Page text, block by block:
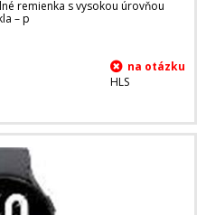
remienka s vysokou úrovňou
– p
HLS